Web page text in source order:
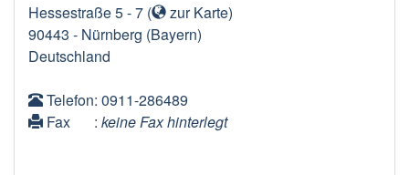
Hessestraße 5 - 7 ( zur Karte)
90443 - Nürnberg (Bayern)
Deutschland
Telefon: 0911-286489
Fax
: keine Fax hinterlegt